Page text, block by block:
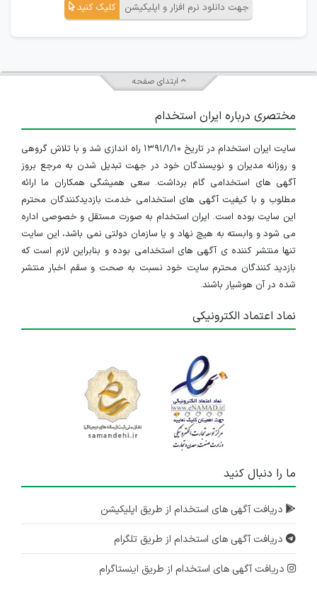
جهت دانلود نرم افزار و اپلیکیشن کلیک کنید
ابتدای صفحه
مختصری درباره ایران استخدام
سایت ایران استخدام در تاریخ ۱۳۹۱/۱/۱۰ راه اندازی شد و با تلاش گروهی
و روزانه مدیران و نویسندگان خود در جهت تبدیل شدن به مرجع بروز
آگهی های استخدامی گام برداشت. سعی همیشگی همکاران ما ارائه
مطلوب و با کیفیت آگهی های استخدامی خدمت بازدیدکنندگان محترم
این سایت بوده است. ایران استخدام به صورت مستقل و خصوصی اداره
می شود و وابسته به هیچ نهاد و یا سازمان دولتی نمی باشد، این سایت
تنها منتشر کننده ی آگهی های استخدامی بوده و بنابراین لازم است که
بازدید کنندگان محترم سایت خود نسبت به صحت و سقم اخبار منتشر
شده در آن هوشیار باشند.
نماد اعتماد الکترونیکی
ما را دنبال کنید
دریافت آگهی های استخدام از طریق اپلیکیشن
دریافت آگهی های استخدام از طریق تلگرام
دریافت آگهی های استخدام از طریق اینستاگرام